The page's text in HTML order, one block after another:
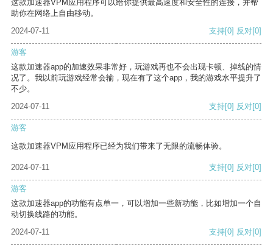
这款加速器VPM应用程序可以给你提供最高速度和安全性的连接，并帮
助你在网络上自由移动。
2024-07-11
支持[0] 反对[0]
游客
这款加速器app的加速效果非常好，玩游戏再也不会出现卡顿、掉线的情
况了。我以前玩游戏经常会输，现在有了这个app，我的游戏水平提升了
不少。
2024-07-11
支持[0] 反对[0]
游客
这款加速器VPM应用程序已经为我们带来了无限的流畅体验。
2024-07-11 支持[0] 反对[0]
游客
这款加速器app的功能有点单一，可以增加一些新功能，比如增加一个自
动切换线路的功能。
2024-07-11
支持[0] 反对[0]